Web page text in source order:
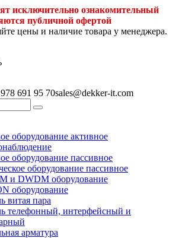
исключительно ознакомительный
публичной офертой
цены и наличие товара у менеджера.
691 95 70sales@dekker-it.com
оборудование активное
оборудование пассивное
оборудование пассивное
и DWDM оборудование
оборудование
витая пара
телефонный, интерфейсный и
арматура